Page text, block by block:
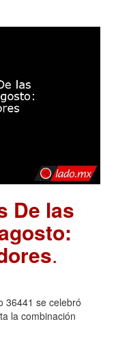
De las
.
36441 se celebró
la combinación